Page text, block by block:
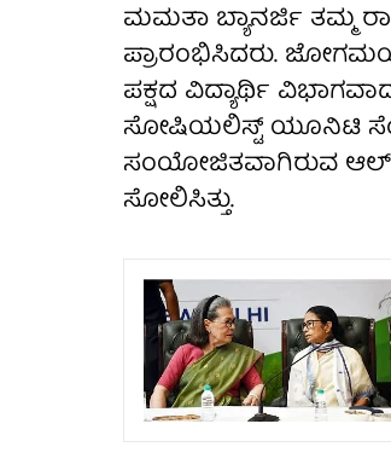
ಮಮತಾ ಬ್ಯಾನರ್ಜಿ ತಮ್ಮ
ಪ್ರಾರಂಭಿಸಿದರು.
ಪಕ್ಷದ ವಿದ್ಯಾರ್ಥಿ
ಸೋಷಿಯಲಿಸ್ಟ್ ಯೂನಿಟಿ
ಸಂಯೋಜಿತವಾಗಿರುವ ಆಲ್
ಸೋಲಿಸಿತ್ತು.